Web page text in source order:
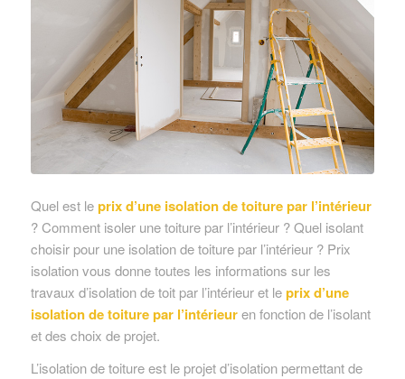
Quel est leprix d’une isolation de toiture par l’intérieur
? Comment isoler une toiture par l’intérieur ? Quel isolant
choisir pour une isolation de toiture par l’intérieur ? Prix
isolation vous donne toutes les informations sur les
travaux d’isolation de toit par l’intérieur et leprix d’une
isolation de toiture par l’intérieuren fonction de l’isolant
et des choix de projet.
L’isolation de toiture est le projet d’isolation permettant de